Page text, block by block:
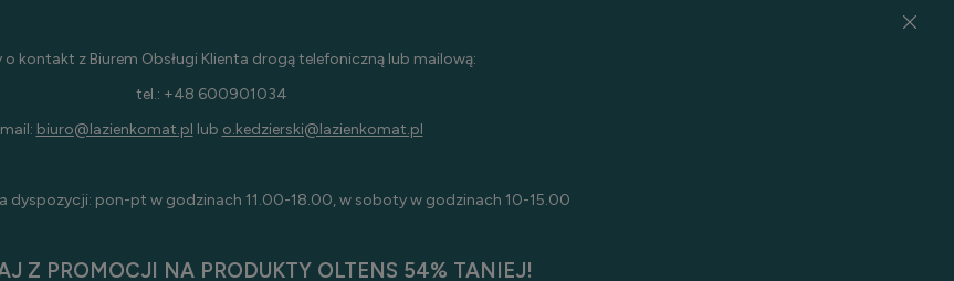
o kontakt z Biurem Obsługi Klienta drogą telefoniczną lub mailową:
tel.: +48 600901034
mail: biuro@lazienkomat.pl lub o.kedzierski@lazienkomat.pl
dyspozycji: pon-pt w godzinach 11.00-18.00, w soboty w godzinach 10-15.00
Z PROMOCJI NA PRODUKTY OLTENS 54% TANIEJ!